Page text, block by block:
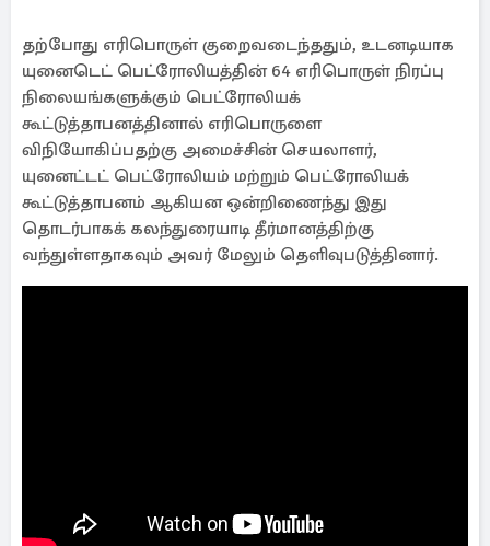
தற்போது எரிபொருள் குறைவடைந்ததும், உடனடியாக
யுனைடெட் பெட்ரோலியத்தின் 64 எரிபொருள் நிரப்பு
நிலையங்களுக்கும் பெட்ரோலியக்
கூட்டுத்தாபனத்தினால் எரிபொருளை
விநியோகிப்பதற்கு அமைச்சின் செயலாளர்,
யுனைட்டட் பெட்ரோலியம் மற்றும் பெட்ரோலியக்
கூட்டுத்தாபனம் ஆகியன ஒன்றிணைந்து இது
தொடர்பாகக் கலந்துரையாடி தீர்மானத்திற்கு
வந்துள்ளதாகவும் அவர் மேலும் தெளிவுபடுத்தினார்.